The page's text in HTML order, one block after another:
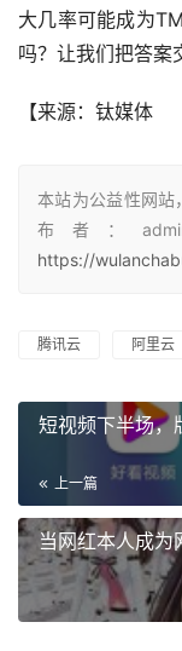
大几率可能成为
吗？让我们把答案
【来源：钛媒体
本站为公益性网站
布者：
https://
腾讯云 阿里云
短视频下半场，
上一篇
当网红本人成